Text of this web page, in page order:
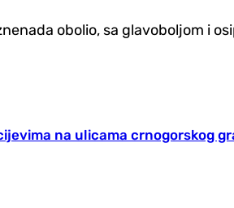
obolio, sa glavoboljom i
na ulicama crnogorskog